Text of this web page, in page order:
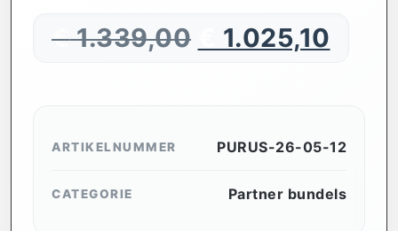
€1.339,00 1.025,10
ARTIKELNUMMER PURUS-26-05-12
CATEGORIE Partner bundels